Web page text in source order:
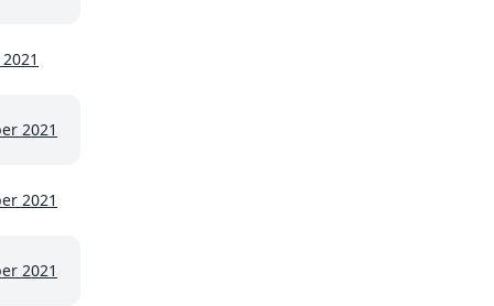
2021
2021
2021